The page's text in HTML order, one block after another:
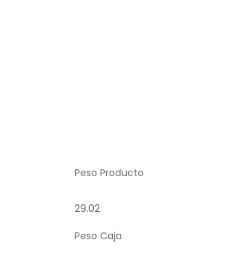
Peso Producto
29.02
Peso Caja